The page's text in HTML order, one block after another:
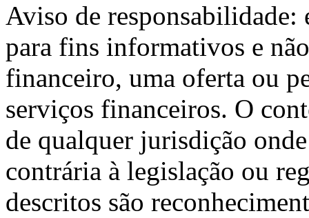
Aviso de responsabilidade:
para fins informativos e
financeiro, uma oferta ou
serviços financeiros. O
de qualquer jurisdição
contrária à legislação ou
descritos são